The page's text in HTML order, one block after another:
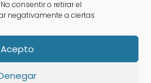
consentir o retirar el
negativamente a ciertas
Acepto
siempre
los requisitos
el despido sea